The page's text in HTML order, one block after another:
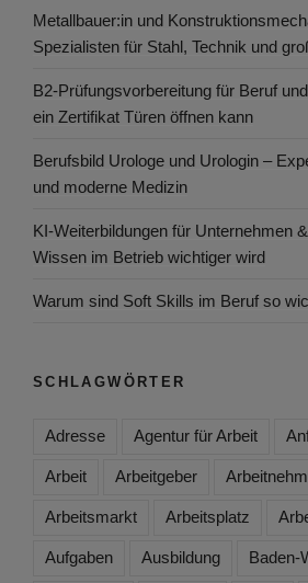
Metallbauer:in und
Spezialisten für Stahl, Technik und
B2-Prüfungsvorbereitung für Beruf
ein Zertifikat Türen öffnen kann
Berufsbild Urologe und Urologin –
und moderne Medizin
KI-Weiterbildungen für Unternehmen
Wissen im Betrieb wichtiger wird
Warum sind Soft Skills im Beruf so
SCHLAGWÖRTER
Adresse Agentur für Arbeit
Arbeit Arbeitgeber
Arbeitsmarkt Arbeitsplatz
Aufgaben Ausbildung Baden-